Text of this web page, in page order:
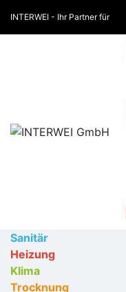
INTERWEI - Ihr Partner für
Sanitär
Heizung
Klima
Trocknung